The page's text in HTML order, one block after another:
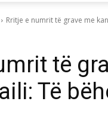
Rritje e numrit të grave me
të
Të